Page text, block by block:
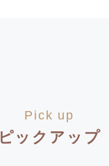
Pick up
ピックアップ